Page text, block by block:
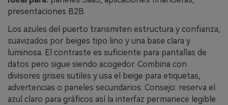
presentaciones B2B
Los azules del puerto transmiten estructura y confianza,
suavizados por beiges tipo lino y una base clara y
luminosa. El contraste es suficiente para pantallas de
datos pero sigue siendo acogedor. Combina con
divisores grises sutiles y usa el beige para etiquetas,
advertencias o paneles secundarios. Consejo: reserva el
azul claro para gráficos así la interfaz permanece legible